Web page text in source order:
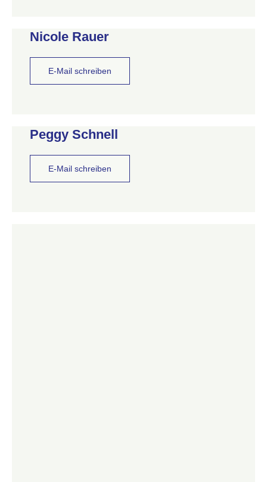
Nicole Rauer
E-Mail schreiben
Peggy Schnell
E-Mail schreiben